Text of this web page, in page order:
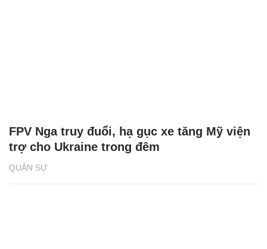
QUÂN SỰ
FPV Nga truy đuổi, hạ gục xe tăng Mỹ viện
trợ cho Ukraine trong đêm